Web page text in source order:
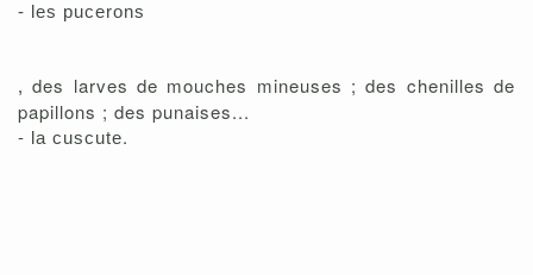
- les pucerons
,des larves de mouches mineuses ; des chenilles de
papillons ; des punaises...
- la cuscute.